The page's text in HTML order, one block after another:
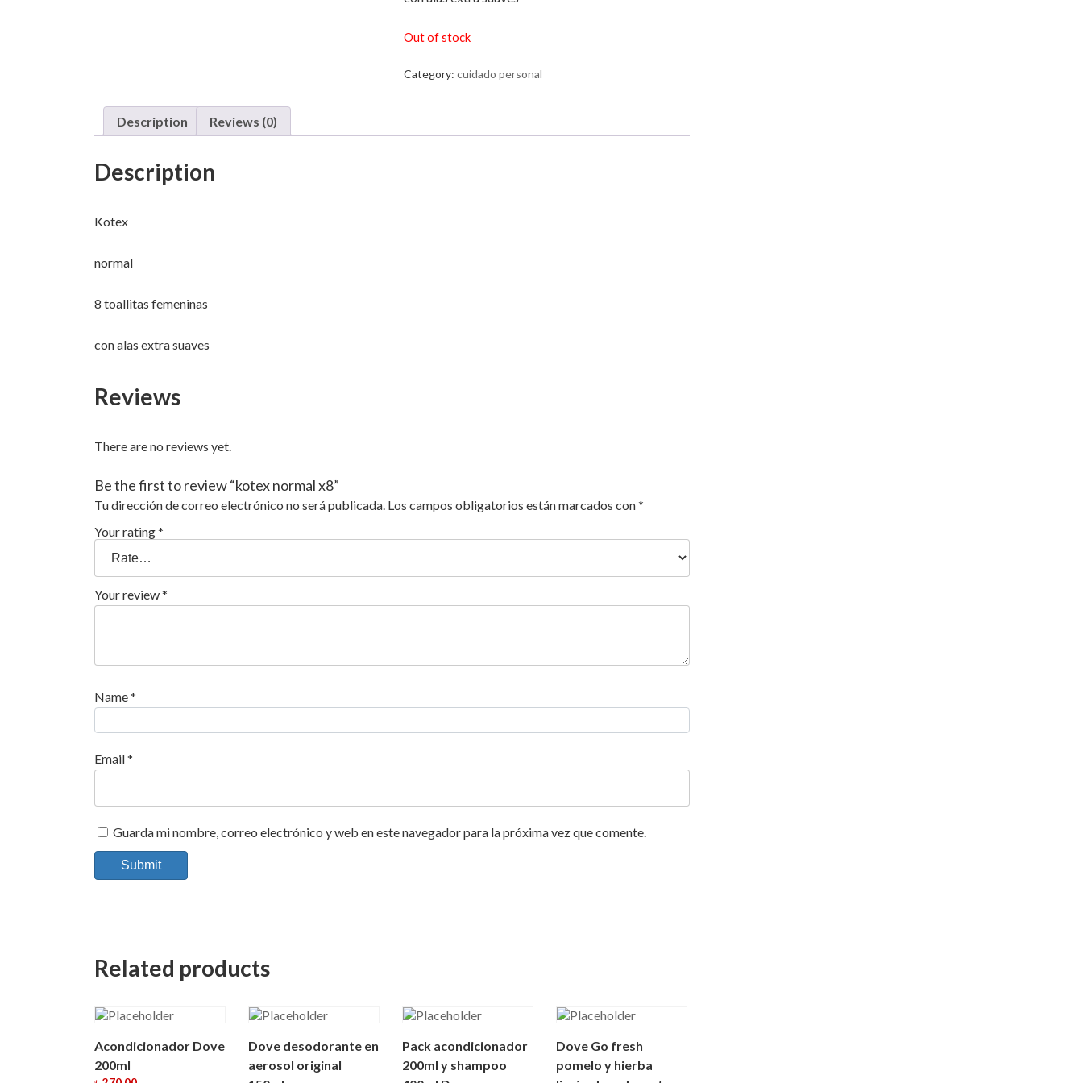
Out of stock
Category:cuidado personal
Description Reviews (0)
Description
Kotex
normal
8 toallitas femeninas
con alas extra suaves
Reviews
There are no reviews yet.
Be the first to review “kotex normal x8”
Tu dirección de correo electrónico no será publicada. Los campos obligatorios están marcados con*
Your rating*
Your review*
Name*
Email*
Guarda mi nombre, correo electrónico y web en este navegador para la próxima vez que comente.
Related products
Acondicionador Dove
200ml
Dove desodorante en
aerosol original
Pack acondicionador
200ml y shampoo
Dove Go fresh
pomelo y hierba